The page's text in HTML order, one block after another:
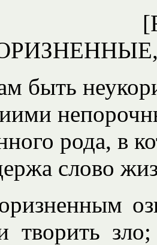
быть
рода, в
слово
творить